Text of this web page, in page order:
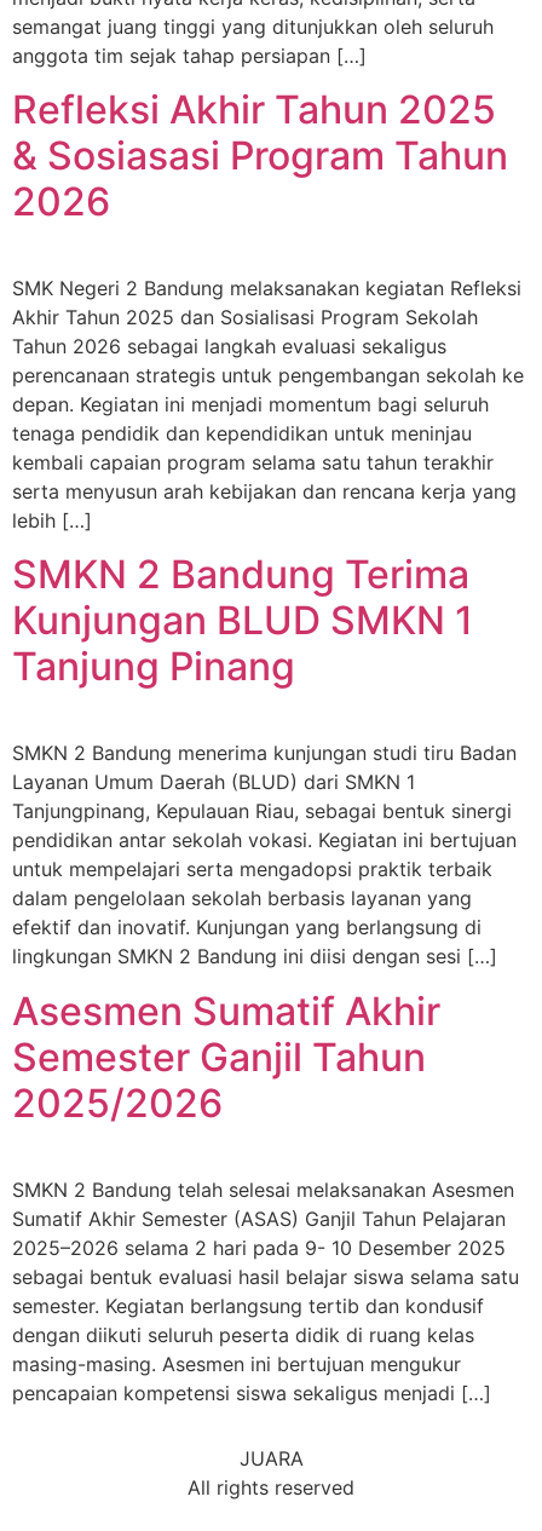
semangat juang tinggi yang ditunjukkan oleh seluruh
anggota tim sejak tahap persiapan […]
Refleksi Akhir Tahun 2025
& Sosiasasi Program Tahun
2026
SMK Negeri 2 Bandung melaksanakan kegiatan Refleksi
Akhir Tahun 2025 dan Sosialisasi Program Sekolah
Tahun 2026 sebagai langkah evaluasi sekaligus
perencanaan strategis untuk pengembangan sekolah ke
depan. Kegiatan ini menjadi momentum bagi seluruh
tenaga pendidik dan kependidikan untuk meninjau
kembali capaian program selama satu tahun terakhir
serta menyusun arah kebijakan dan rencana kerja yang
lebih […]
SMKN 2 Bandung Terima
Kunjungan BLUD SMKN 1
Tanjung Pinang
SMKN 2 Bandung menerima kunjungan studi tiru Badan
Layanan Umum Daerah (BLUD) dari SMKN 1
Tanjungpinang, Kepulauan Riau, sebagai bentuk sinergi
pendidikan antar sekolah vokasi. Kegiatan ini bertujuan
untuk mempelajari serta mengadopsi praktik terbaik
dalam pengelolaan sekolah berbasis layanan yang
efektif dan inovatif. Kunjungan yang berlangsung di
lingkungan SMKN 2 Bandung ini diisi dengan sesi […]
Asesmen Sumatif Akhir
Semester Ganjil Tahun
2025/2026
SMKN 2 Bandung telah selesai melaksanakan Asesmen
Sumatif Akhir Semester (ASAS) Ganjil Tahun Pelajaran
2025–2026 selama 2 hari pada 9- 10 Desember 2025
sebagai bentuk evaluasi hasil belajar siswa selama satu
semester. Kegiatan berlangsung tertib dan kondusif
dengan diikuti seluruh peserta didik di ruang kelas
masing-masing. Asesmen ini bertujuan mengukur
pencapaian kompetensi siswa sekaligus menjadi […]
JUARA
All rights reserved